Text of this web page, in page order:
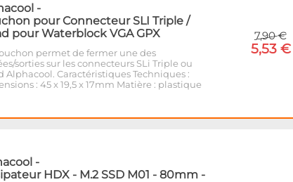
-
pour Connecteur SLI Triple /
pour Waterblock VGA GPX
permet de fermer une des
sorties sur les connecteurs SLi Triple ou
Alphacool. Caractéristiques Techniques :
: 45 x 19,5 x 17mm Matière : plastique
7,90 €
5,53 €
-
HDX - M.2 SSD M01 - 80mm -